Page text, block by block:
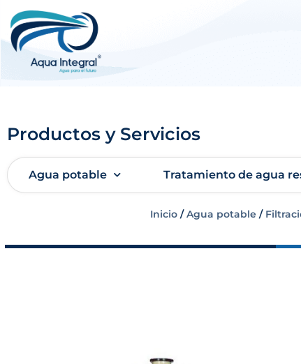
Productos y Servicios
Agua potable Tratamiento de agua
Inicio /Agua potable /